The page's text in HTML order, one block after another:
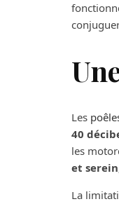
Les
40
les
et serein
La